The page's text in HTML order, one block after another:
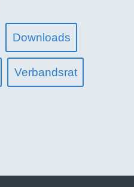
Downloads
Verbandsrat